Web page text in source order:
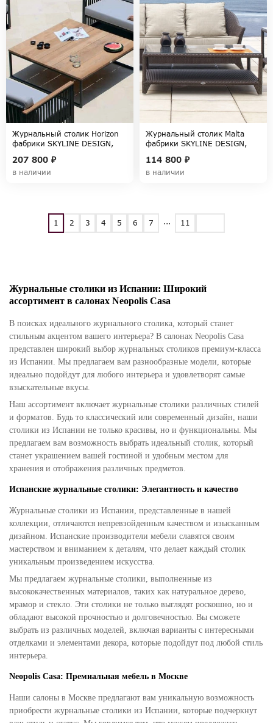
Журнальный столик Horizon
фабрики SKYLINE DESIGN,
207 800 ₽
в наличии
Журнальный столик Malta
фабрики SKYLINE DESIGN,
114 800 ₽
в наличии
1 2 3 4 5 6 7 ... 11
Журнальные столики из Испании: Широкий
ассортимент в салонах Neopolis Casa
В поисках идеального журнального столика, который станет
стильным акцентом вашего интерьера? В салонах Neopolis Casa
представлен широкий выбор журнальных столиков премиум-класса
из Испании. Мы предлагаем вам разнообразные модели, которые
идеально подойдут для любого интерьера и удовлетворят самые
взыскательные вкусы.
Наш ассортимент включает журнальные столики различных стилей
и форматов. Будь то классический или современный дизайн, наши
столики из Испании не только красивы, но и функциональны. Мы
предлагаем вам возможность выбрать идеальный столик, который
станет украшением вашей гостиной и удобным местом для
хранения и отображения различных предметов.
Испанские журнальные столики: Элегантность и качество
Журнальные столики из Испании, представленные в нашей
коллекции, отличаются непревзойденным качеством и изысканным
дизайном. Испанские производители мебели славятся своим
мастерством и вниманием к деталям, что делает каждый столик
уникальным произведением искусства.
Мы предлагаем журнальные столики, выполненные из
высококачественных материалов, таких как натуральное дерево,
мрамор и стекло. Эти столики не только выглядят роскошно, но и
обладают высокой прочностью и долговечностью. Вы сможете
выбрать из различных моделей, включая варианты с интересными
отделками и элементами декора, которые подойдут под любой стиль
интерьера.
Neopolis Casa: Премиальная мебель в Москве
Наши салоны в Москве предлагают вам уникальную возможность
приобрести журнальные столики из Испании, которые подчеркнут